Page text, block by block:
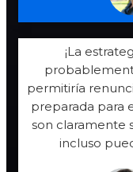
¡La
permitiría
preparada para
son claramente
incluso